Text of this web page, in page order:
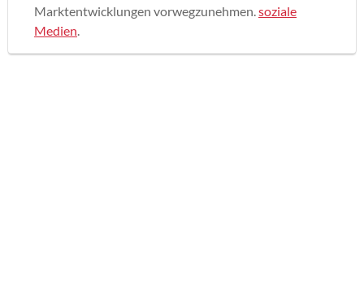
Marktentwicklungen vorwegzunehmen. soziale
Medien